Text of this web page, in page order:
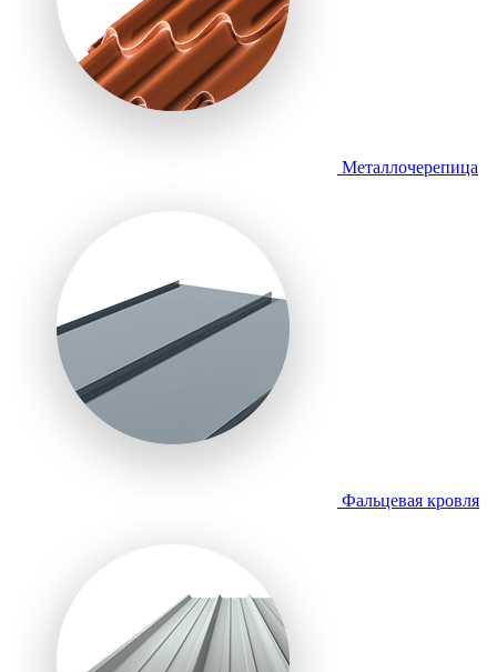
Металлочерепица
Фальцевая кровля